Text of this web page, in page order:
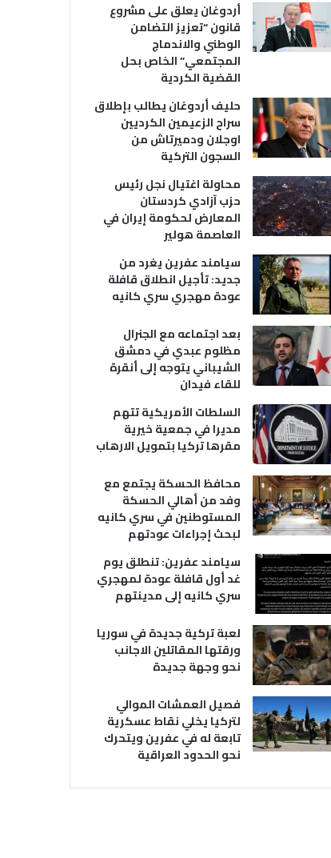
أردوغان يعلق على مشروع
قانون “تعزيز التضامن
الوطني والاندماج
المجتمعي” الخاص بحل
القضية الكردية
حليف أردوغان يطالب بإطلاق
سراح الزعيمين الكرديين
اوجلان ودميرتاش من
السجون التركية
محاولة اغتيال نجل رئيس
حزب آزادي كردستان
المعارض لحكومة إيران في
العاصمة هولير
سيامند عفرين يغرد من
جديد: تأجيل انطلاق قافلة
عودة مهجري سري كانيه
بعد اجتماعه مع الجنرال
مظلوم عبدي في دمشق
الشيباني يتوجه إلى أنقرة
للقاء فيدان
السلطات الأمريكية تتهم
مديرا في جمعية خيرية
مقرها تركيا بتمويل الارهاب
محافظ الحسكة يجتمع مع
وفد من أهالي الحسكة
المستوطنين في سري كانيه
لبحث إجراءات عودتهم
سيامند عفرين: تنطلق يوم
غد أول قافلة عودة لمهجري
سري كانيه إلى مدينتهم
لعبة تركية جديدة في سوريا
ورقتها المقاتلين الاجانب
نحو وجهة جديدة
فصيل العمشات الموالي
لتركيا يخلي نقاط عسكرية
تابعة له في عفرين ويتحرك
نحو الحدود العراقية